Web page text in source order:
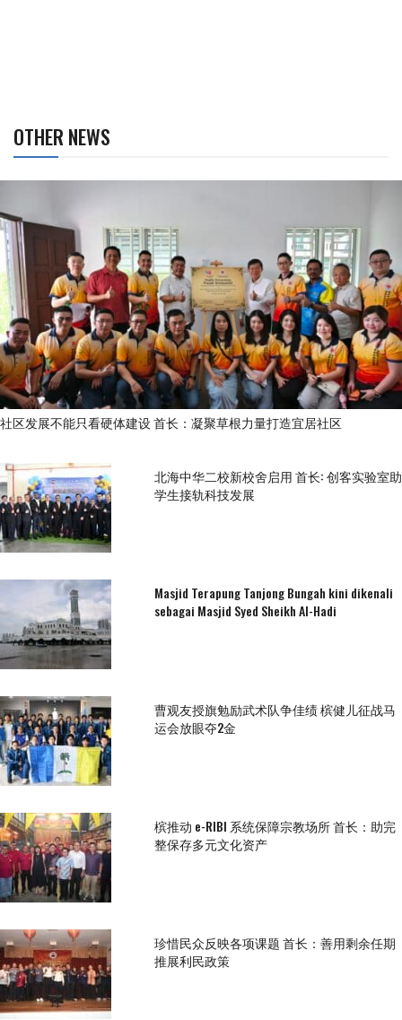
OTHER NEWS
社区发展不能只看硬体建设 首长：凝聚草根力量打造宜居社区
北海中华二校新校舍启用 首长: 创客实验室助
学生接轨科技发展
Masjid Terapung Tanjong Bungah kini dikenali
sebagai Masjid Syed Sheikh Al-Hadi
曹观友授旗勉励武术队争佳绩 槟健儿征战马
运会放眼夺2金
槟推动 e-RIBI 系统保障宗教场所 首长：助完
整保存多元文化资产
珍惜民众反映各项课题 首长：善用剩余任期
推展利民政策